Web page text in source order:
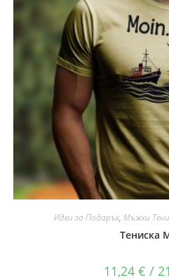
Идеи за Подарък, Мъжки
Тениска
11,24 € /